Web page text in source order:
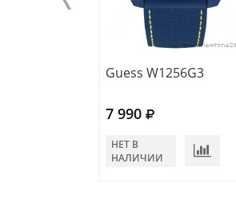
Guess W1256G3
7 990
НЕТ В
НАЛИЧИИ